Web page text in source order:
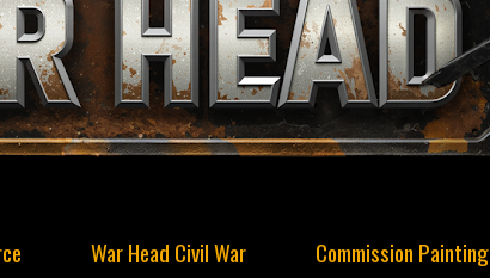
War Head Civil War Commission Painting